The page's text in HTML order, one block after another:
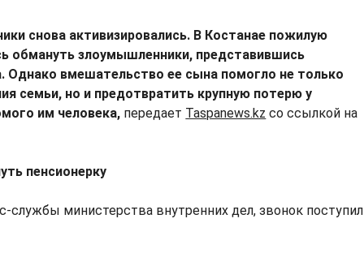
снова активизировались. В Костанае пожилую
обмануть злоумышленники, представившись
Однако вмешательство ее сына помогло не только
семьи, но и предотвратить крупную потерю у
им человека, передает Taspanews.kz со ссылкой на
пенсионерку
службы министерства внутренних дел, звонок поступил